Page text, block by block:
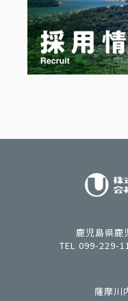
鹿児島県鹿
TEL 099-229-
薩摩川